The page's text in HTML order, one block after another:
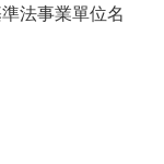
法事業單位名